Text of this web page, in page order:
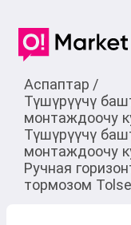
Аспаптар /
Түшүрүүчү
монтаждоочу
Түшүрүүчү
монтаждоочу
Ручная
тормозом